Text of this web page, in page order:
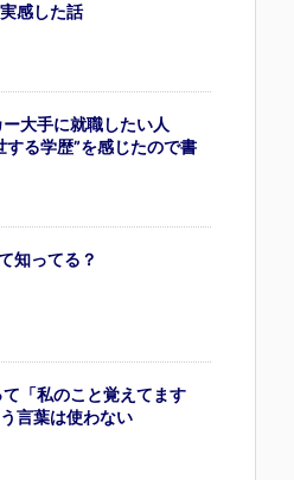
感した話
大手に就職したい人
る学歴”を感じたので書
知ってる？
「私のこと覚えてます
言葉は使わない